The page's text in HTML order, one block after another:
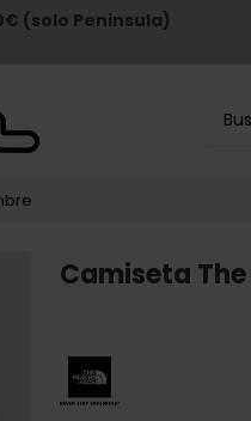
(solo Peninsula)
Camiseta